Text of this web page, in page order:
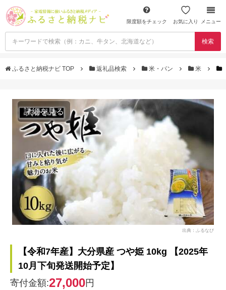
限度額をチェック お気に入り メニュー
検索
ふるさと納税ナビ TOP 返礼品検索 米・パン 米
詳細を見る
出典：ふるなび
【令和7年産】大分県産 つや姫 10kg 【2025年
10月下旬発送開始予定】
寄付金額:27,000円